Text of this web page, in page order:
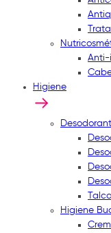
Higiene
Higiene